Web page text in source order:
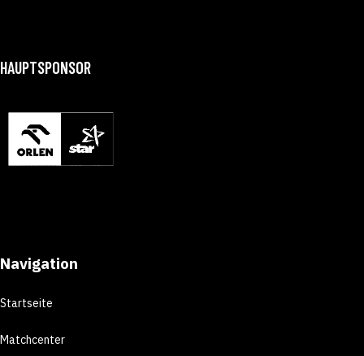
HAUPTSPONSOR
Navigation
Startseite
Matchcenter